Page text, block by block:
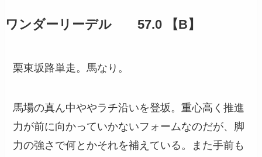
ワンダーリーデル 57.0 【B】
栗東坂路単走。馬なり。
馬場の真ん中ややラチ沿いを登坂。重心高く推進
力が前に向かっていかないフォームなのだが、脚
力の強さで何とかそれを補えている。また手前も